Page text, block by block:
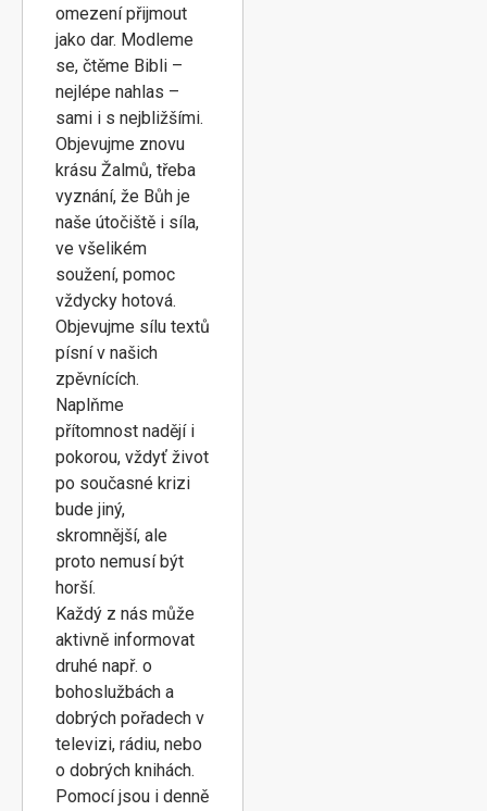
omezení přijmout
jako dar. Modleme
se, čtěme Bibli –
nejlépe nahlas –
sami i s nejbližšími.
Objevujme znovu
krásu Žalmů, třeba
vyznání, že Bůh je
naše útočiště i síla,
ve všelikém
soužení, pomoc
vždycky hotová.
Objevujme sílu textů
písní v našich
zpěvnících.
Naplňme
přítomnost nadějí i
pokorou, vždyť život
po současné krizi
bude jiný,
skromnější, ale
proto nemusí být
horší.
Každý z nás může
aktivně informovat
druhé např. o
bohoslužbách a
dobrých pořadech v
televizi, rádiu, nebo
o dobrých knihách.
Pomocí jsou i denně